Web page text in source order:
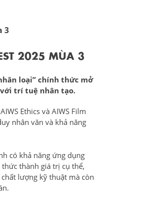
3
2025 MÙA 3
loại” chính thức mở
với trí tuệ nhân tạo.
Ethics và AIWS Film
nhân văn và khả năng
có khả năng ứng dụng
thành giá trị cụ thể,
lượng kỹ thuật mà còn